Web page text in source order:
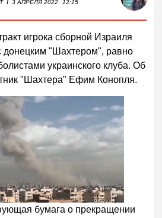
3 АПРЕЛЯ 2022 12:15
игрока сборной Израиля
"Шахтером", равно
украинского клуба. Об
"Шахтера" Ефим Конопля.
бумага о прекращении